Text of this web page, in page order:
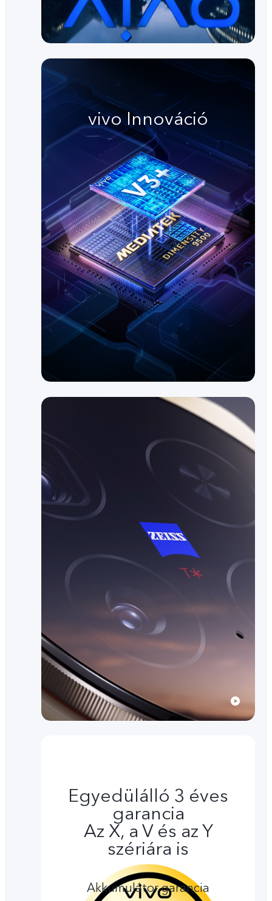
vivo Innováció
Egyedülálló 3 éves
garancia
Az X, a V és az Y
szériára is
Akkumulátor garancia